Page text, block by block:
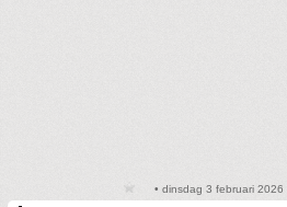
• dinsdag 3 februari 2026